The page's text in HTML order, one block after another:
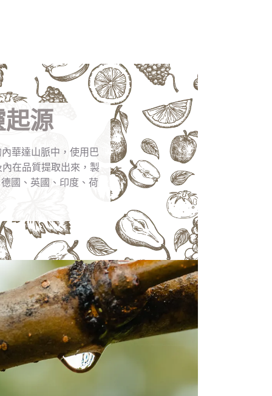
源
華達山脈中，使用巴
在品質提取出來，製
國、英國、印度、荷